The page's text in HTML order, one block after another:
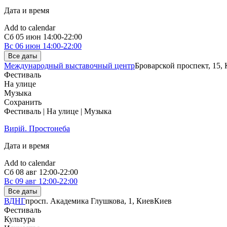
Дата и время
Add to calendar
Сб 05 июн 14:00-22:00
Вс 06 июн 14:00-22:00
Все даты
Международный выставочный центрБроварской проспект, 15,
Фестиваль
На улице
Музыка
Сохранить
Фестиваль | На улице | Музыка
Вирій. Простонеба
Дата и время
Add to calendar
Сб 08 авг 12:00-22:00
Вс 09 авг 12:00-22:00
Все даты
ВДНГпросп. Академика Глушкова, 1, КиевКиев
Фестиваль
Культура